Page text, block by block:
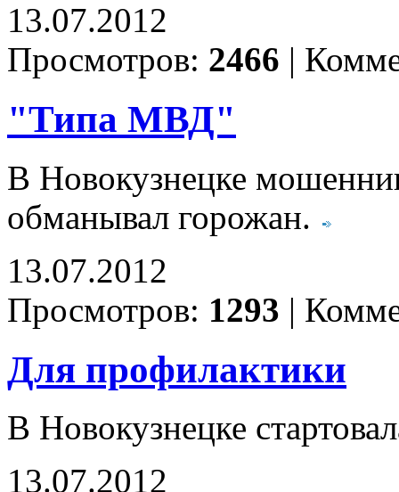
13.07.2012
Просмотров: 2466 |
"Типа МВД"
В Новокузнецке
обманывал горожан.
13.07.2012
Просмотров: 1293 |
Для профилактики
В Новокузнецке
13.07.2012